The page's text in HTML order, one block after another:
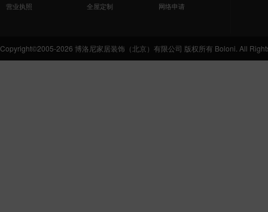
营业执照
全屋定制
网络申请
Copyright©2005-2026 博洛尼家居装饰（北京）有限公司 版权所有 Boloni. All